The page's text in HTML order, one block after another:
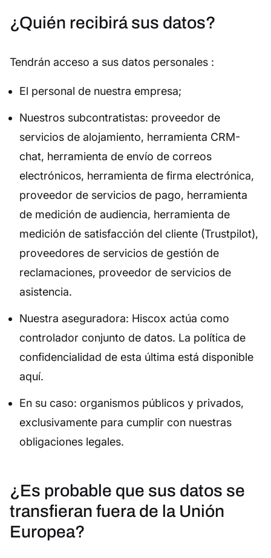
¿Quién recibirá sus datos?
Tendrán acceso a sus datos personales :
El personal de nuestra empresa;
Nuestros subcontratistas: proveedor de
servicios de alojamiento, herramienta CRM-
chat, herramienta de envío de correos
electrónicos, herramienta de firma electrónica,
proveedor de servicios de pago, herramienta
de medición de audiencia, herramienta de
medición de satisfacción del cliente (Trustpilot),
proveedores de servicios de gestión de
reclamaciones, proveedor de servicios de
asistencia.
Nuestra aseguradora: Hiscox actúa como
controlador conjunto de datos. La política de
confidencialidad de esta última está disponible
aquí.
En su caso: organismos públicos y privados,
exclusivamente para cumplir con nuestras
obligaciones legales.
¿Es probable que sus datos se
transfieran fuera de la Unión
Europea?